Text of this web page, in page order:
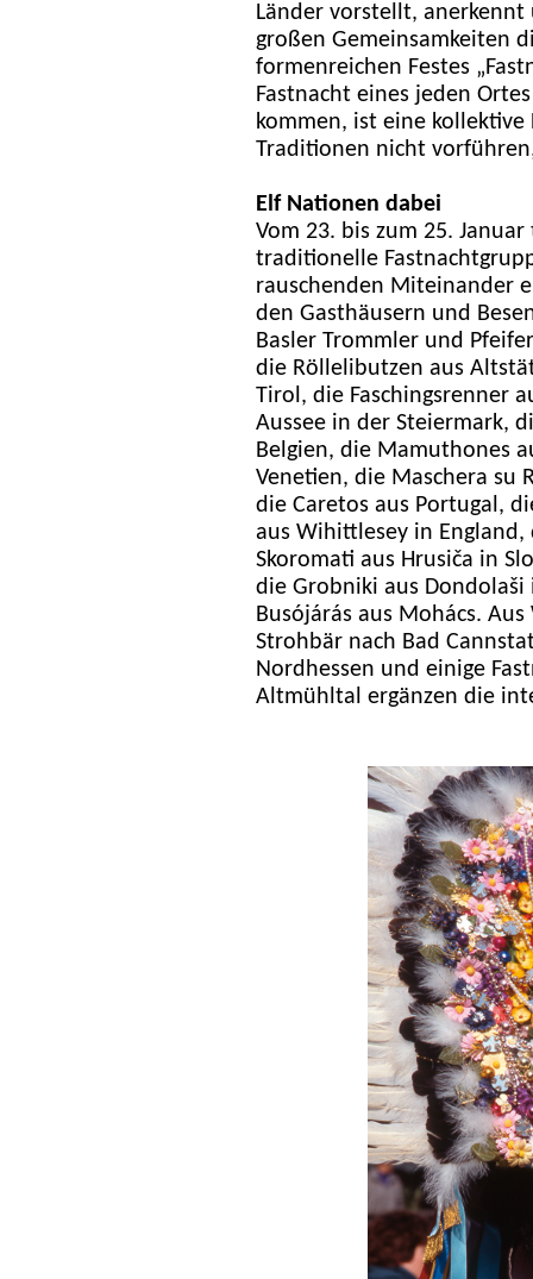
Länder vorstellt,
großen Gemeinsamkeiten
formenreichen Festes
Fastnacht eines jeden
kommen, ist eine
Traditionen nicht
Elf Nationen dabei
Vom 23. bis zum 25.
traditionelle
rauschenden Miteinander
den Gasthäusern und
Basler Trommler und
die Röllelibutzen aus
Tirol, die Faschingsrenner
Aussee in der Steiermark,
Belgien, die Mamuthones
Venetien, die Maschera su
die Caretos aus Portugal,
aus Wihittlesey in
Skoromati aus Hrusiča in
die Grobniki aus
Busójárás aus Mohács.
Strohbär nach Bad
Nordhessen und einige
Altmühltal ergänzen die